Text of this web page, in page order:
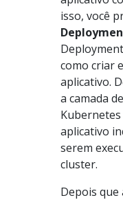
isso, você
como criar
aplicativo.
a camada
aplicativo
serem
cluster.
Depois que